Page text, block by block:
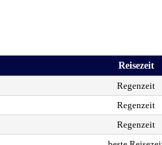
Reisezeit
Regenzeit
Regenzeit
Regenzeit